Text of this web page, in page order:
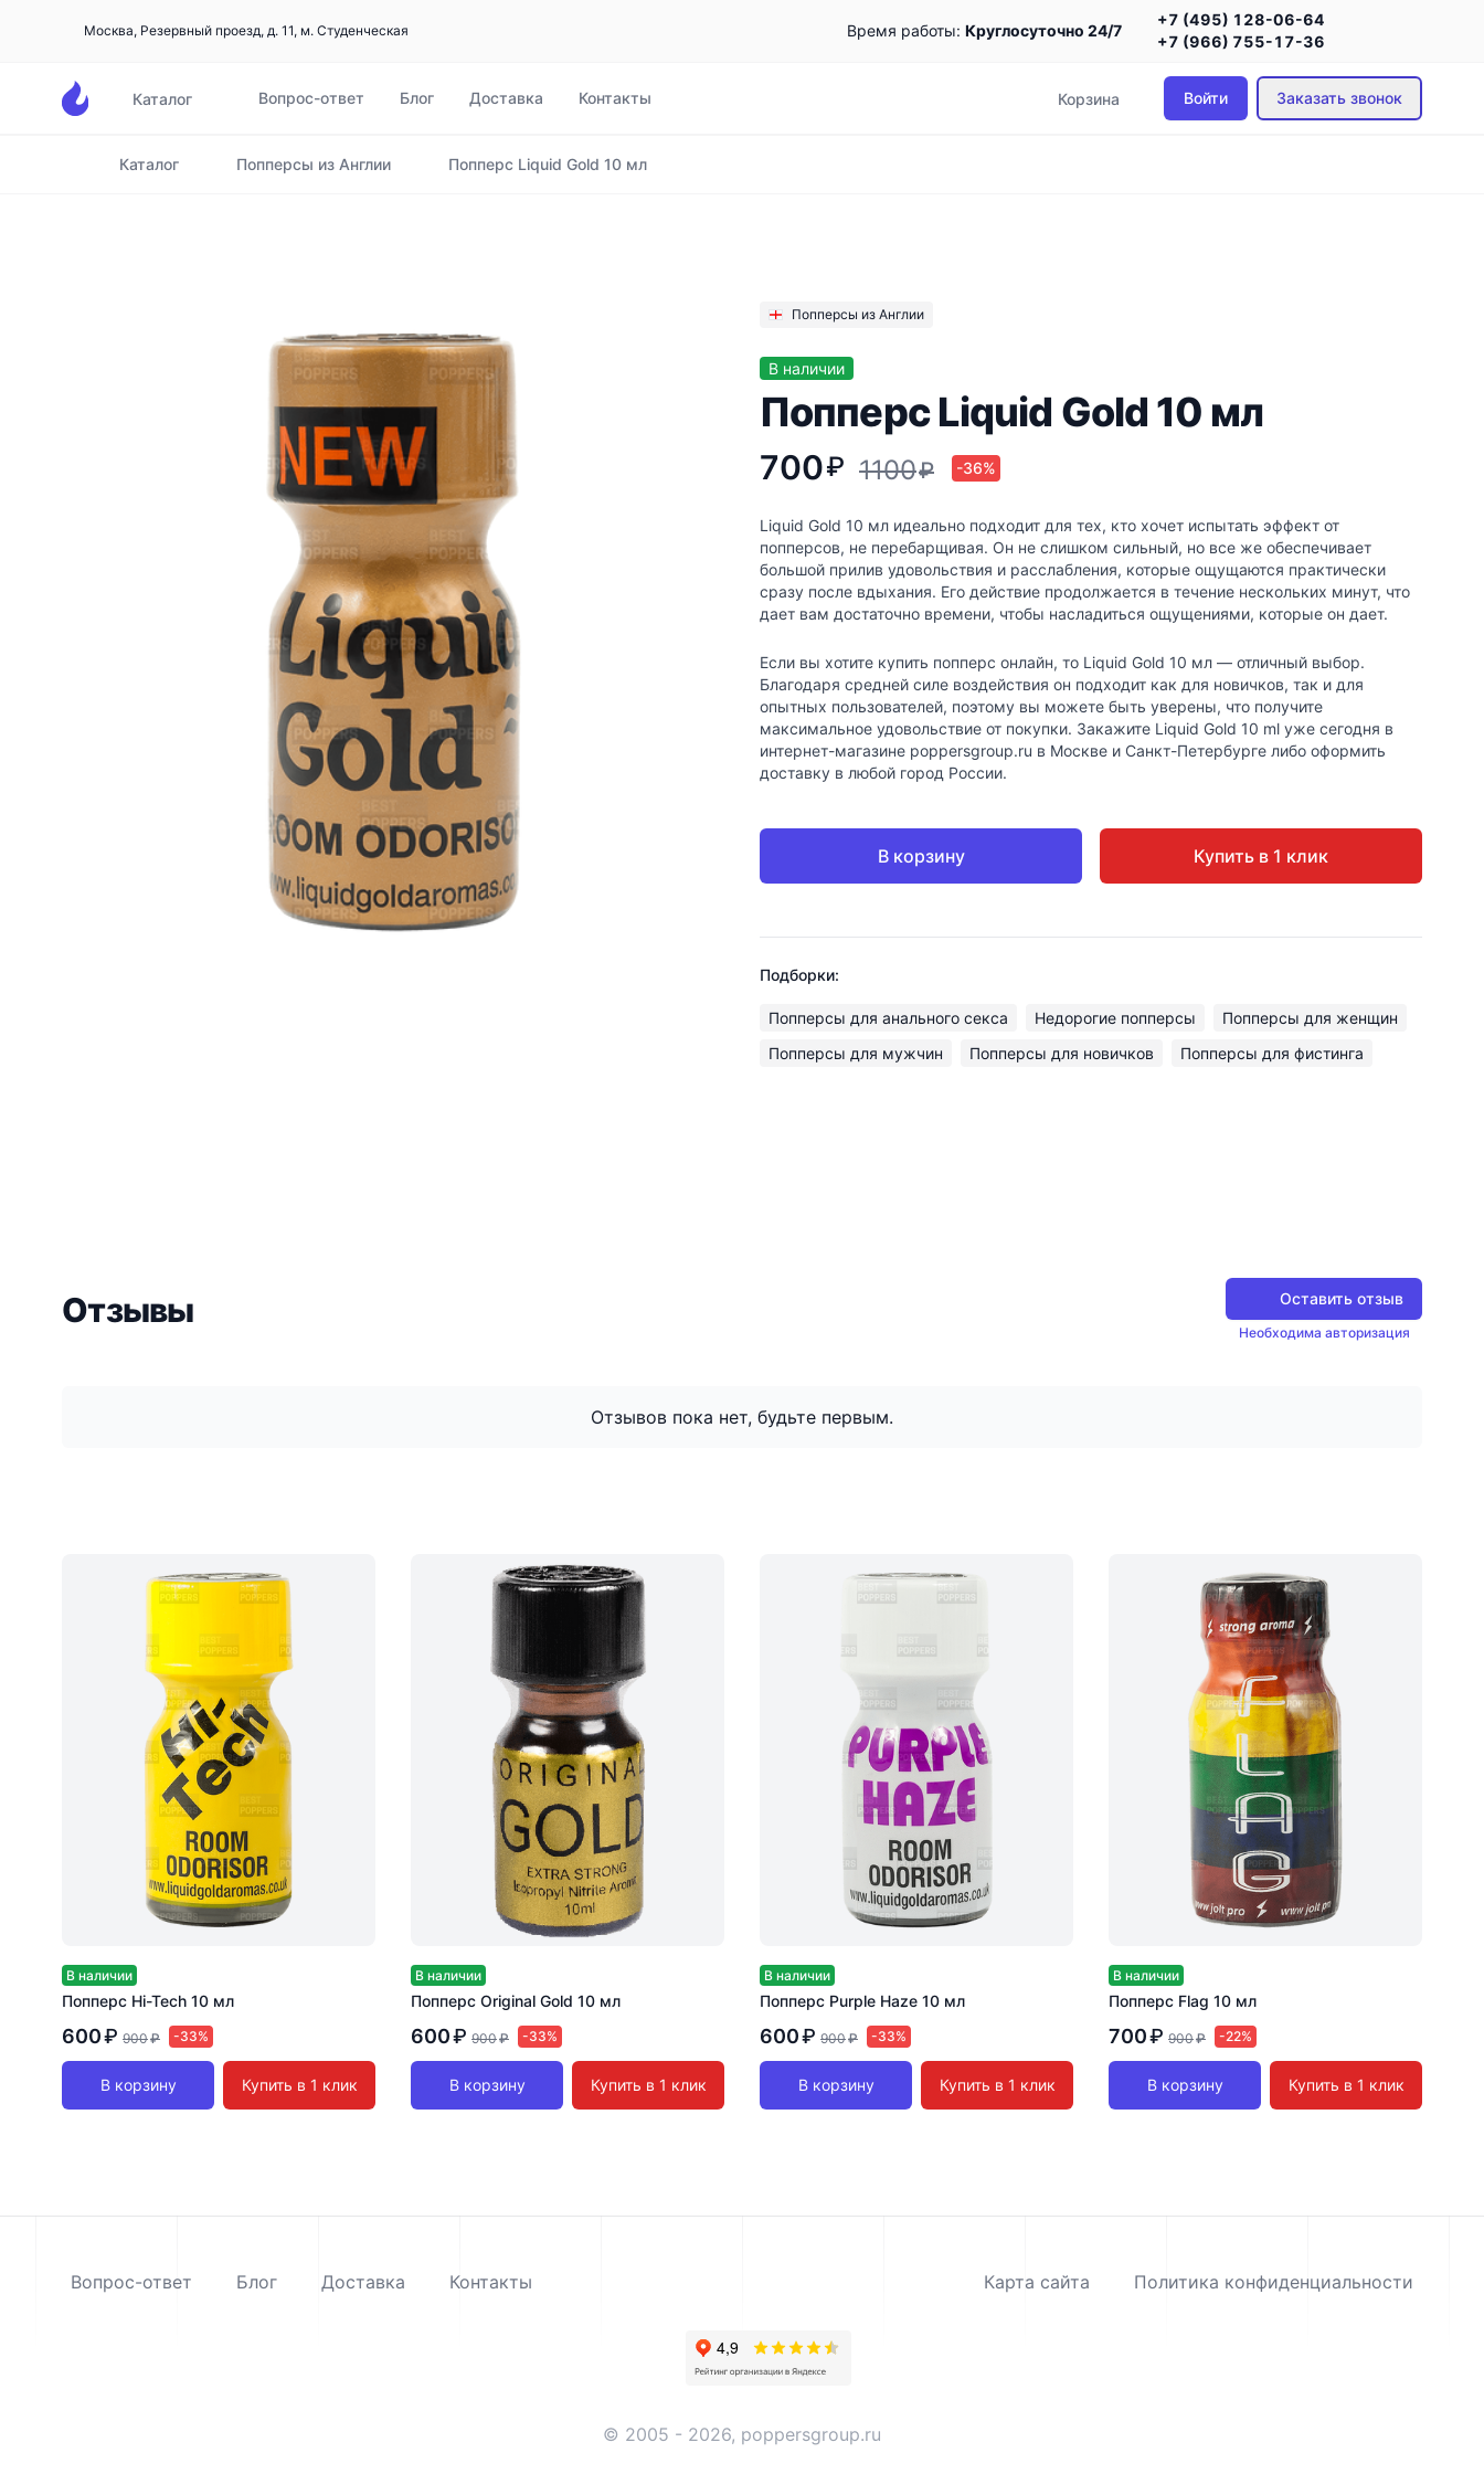
Москва, Резервный проезд, д. 11, м. Студенческая Время работы: Круглосуточно 24/7
+7 (495) 128-06-64
+7 (966) 755-17-36
Каталог Вопрос-ответ Блог Доставка Контакты Корзина Войти Заказать звонок
Главная
Каталог Попперсы из Англии Попперс Liquid Gold 10 мл
Попперсы из Англии
В наличии
Попперс Liquid Gold 10 мл
700₽ 1100₽ -36%
Liquid Gold 10 мл идеально подходит для тех, кто хочет испытать эффект от
попперсов, не перебарщивая. Он не слишком сильный, но все же обеспечивает
большой прилив удовольствия и расслабления, которые ощущаются практически
сразу после вдыхания. Его действие продолжается в течение нескольких минут, что
дает вам достаточно времени, чтобы насладиться ощущениями, которые он дает.
Если вы хотите купить попперс онлайн, то Liquid Gold 10 мл — отличный выбор.
Благодаря средней силе воздействия он подходит как для новичков, так и для
опытных пользователей, поэтому вы можете быть уверены, что получите
максимальное удовольствие от покупки. Закажите Liquid Gold 10 ml уже сегодня в
интернет-магазине poppersgroup.ru в Москве и Санкт-Петербурге либо оформить
доставку в любой город России.
В корзину Купить в 1 клик
Подборки:
Попперсы для анального секса Недорогие попперсы
Попперсы для женщин
Попперсы для мужчин
Попперсы для новичков Попперсы для фистинга
Отзывы Оставить отзыв
Необходима авторизация
Отзывов пока нет, будьте первым.
В наличии
Попперс Hi-Tech 10 мл
600₽ 900₽ -33%
В корзину Купить в 1 клик
В наличии
Попперс Original Gold 10 мл
600₽ 900₽ -33%
В корзину Купить в 1 клик
В наличии
Попперс Purple Haze 10 мл
600₽ 900₽ -33%
В корзину Купить в 1 клик
В наличии
Попперс Flag 10 мл
700₽ 900₽ -22%
В корзину Купить в 1 клик
Вопрос-ответ Блог Доставка Контакты Карта сайта Политика конфиденциальности
© 2005 - 2026, poppersgroup.ru